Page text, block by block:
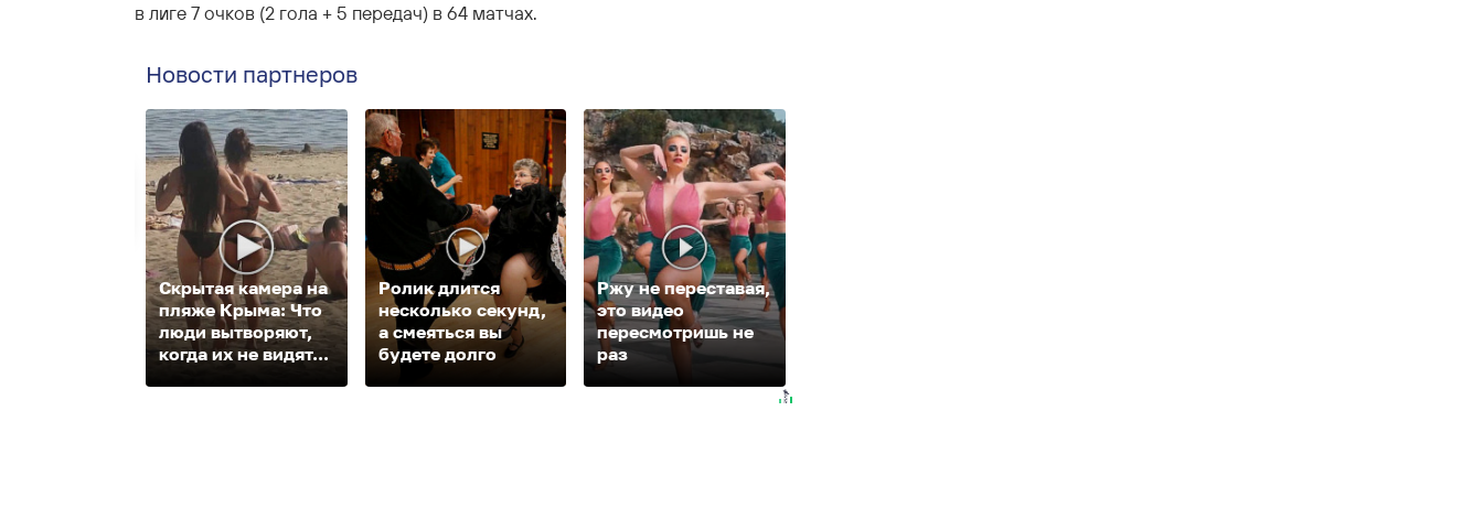
в лиге 7 очков (2 гола + 5 передач) в 64 матчах.
Новости партнеров
Скрытая камера на
пляже Крыма: Что
люди вытворяют,
когда их не видят...
Ролик длится
несколько секунд,
а смеяться вы
будете долго
Ржу не переставая,
это видео
пересмотришь не
раз